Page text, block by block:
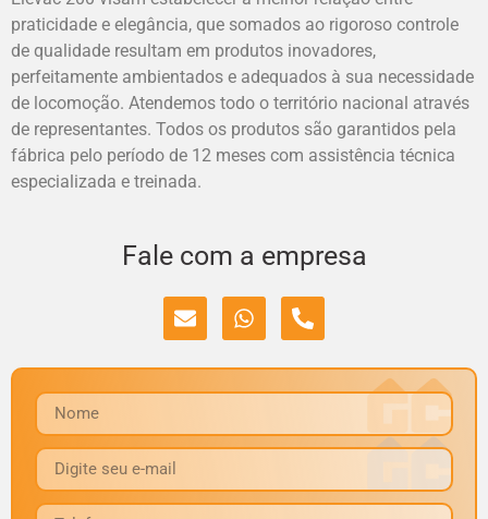
praticidade e elegância, que somados ao rigoroso controle
de qualidade resultam em produtos inovadores,
perfeitamente ambientados e adequados à sua necessidade
de locomoção. Atendemos todo o território nacional através
de representantes. Todos os produtos são garantidos pela
fábrica pelo período de 12 meses com assistência técnica
especializada e treinada.
Fale com a empresa